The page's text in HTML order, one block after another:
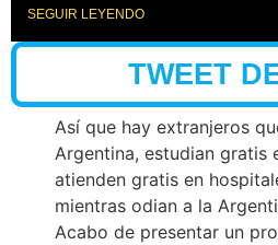
SEGUIR LEYENDO
TWEET
Así que hay extranjeros
Argentina, estudian gratis
atienden gratis en
mientras odian a la
Acabo de presentar un